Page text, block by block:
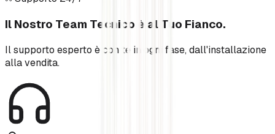
Il Nostro Team Tecnico è al Tuo Fianco.
Il supporto esperto è con te in ogni fase, dall'installazione
alla vendita.